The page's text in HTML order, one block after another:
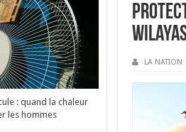
LA NATION
: quand la chaleur
les hommes